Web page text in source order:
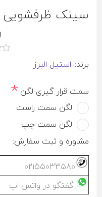
برند: استيل البرز
سمت قرار گیری لگن *
لگن سمت راست
لگن سمت چپ
مشاوره و ثبت سفارش:
02155033580
گفتگو در واتس اپ